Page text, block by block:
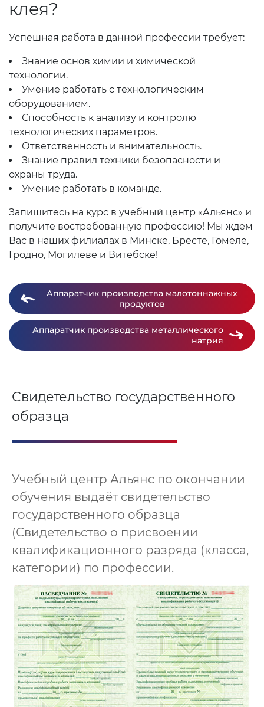
клея?
Успешная работа в данной профессии требует:
Знание основ химии и химической
технологии.
Умение работать с технологическим
оборудованием.
Способность к анализу и контролю
технологических параметров.
Ответственность и внимательность.
Знание правил техники безопасности и
охраны труда.
Умение работать в команде.
Запишитесь на курс в учебный центр «Альянс» и
получите востребованную профессию! Мы ждем
Вас в наших филиалах в Минске, Бресте, Гомеле,
Гродно, Могилеве и Витебске!
Аппаратчик производства малотоннажных
продуктов
Аппаратчик производства металлического
натрия
Свидетельство государственного
образца
Учебный центр Альянс по окончании
обучения выдаёт свидетельство
государственного образца
(Свидетельство о присвоении
квалификационного разряда (класса,
категории) по профессии.